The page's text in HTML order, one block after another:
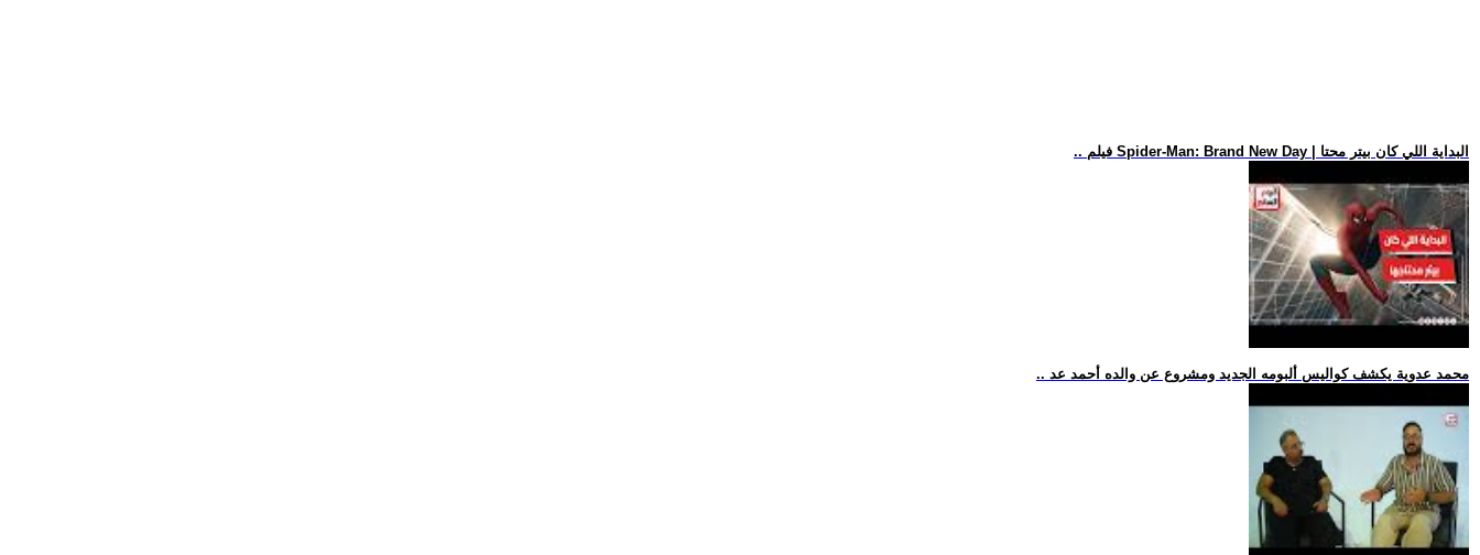
.. فيلم Spider-Man: Brand New Day | البداية اللي كان بيتر محتا
.. محمد عدوية يكشف كواليس ألبومه الجديد ومشروع عن والده أحمد عد